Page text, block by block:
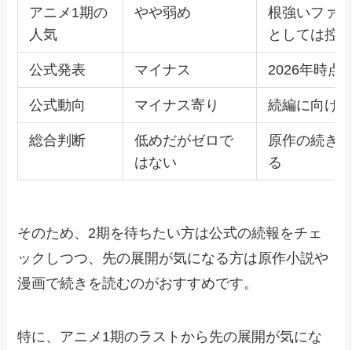
アニメ1期の
人気
やや弱め
根強いファ
としては控
公式発表 マイナス 2026年時点
公式動向 マイナス寄り 続編に向け
総合判断
低めだがゼロで
はない
原作の続き
る
そのため、2期を待ちたい方は公式の続報をチェ
ックしつつ、先の展開が気になる方は原作小説や
漫画で続きを読むのがおすすめです。
特に、アニメ1期のラストから先の展開が気にな